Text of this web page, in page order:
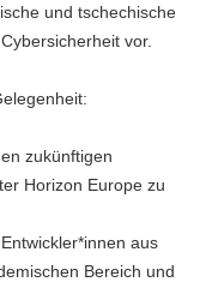
und tschechische
vor.
zukünftigen
Horizon Europe zu
aus
Bereich und